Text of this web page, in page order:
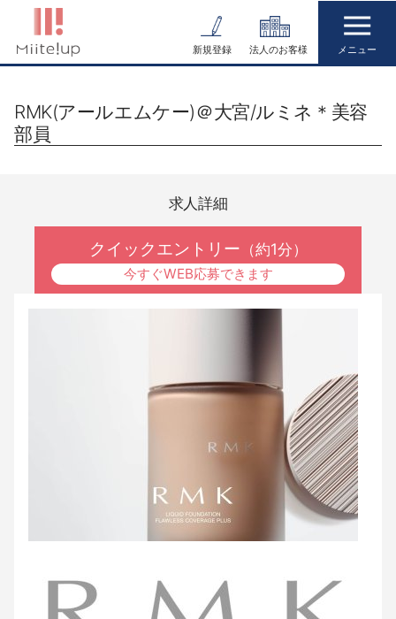
テ
新規登録 法人のお客様
RMK(アールエムケー)＠大宮/ルミネ＊美容
部員
求人詳細
クイックエントリー （約1分）
今すぐWEB応募できます